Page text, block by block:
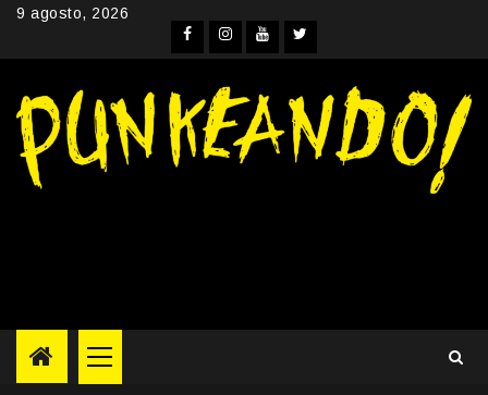
Skip9 agosto, 2026
Facebook
Instagram
YouTube
Twitter
Primary
Menu